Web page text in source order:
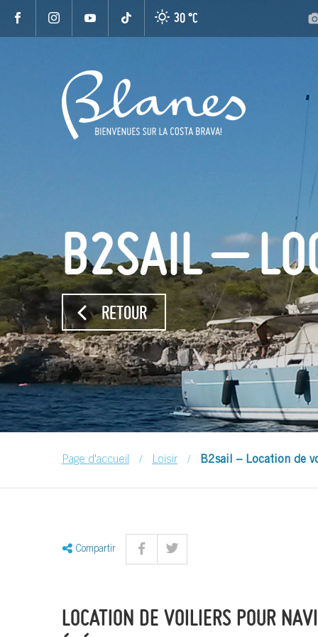
30 °C
B2SAIL –
RETOUR
Page d'accueil / Loisir / B2sail – Location de
Compartir
LOCATION DE VOILIERS POUR